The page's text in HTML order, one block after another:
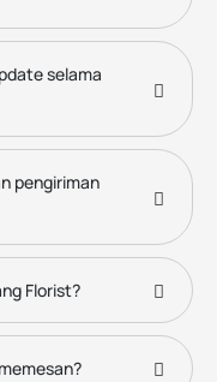
selama
pengiriman
Florist?